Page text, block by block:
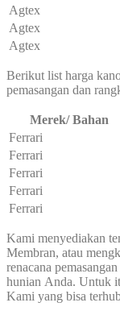
Agtex
Agtex
Agtex
Berikut list harga
pemasangan dan
Merek/ Bahan
Ferrari
Ferrari
Ferrari
Ferrari
Ferrari
Kami menyediakan
Membran, atau
renacana
hunian Anda. Untuk
Kami yang bisa